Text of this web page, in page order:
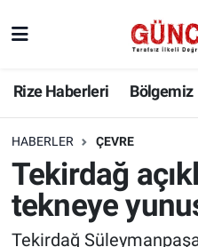
Rize Haberleri Bölgemiz
HABERLER ÇEVRE
Tekirdağ
tekneye
Tekirdağ